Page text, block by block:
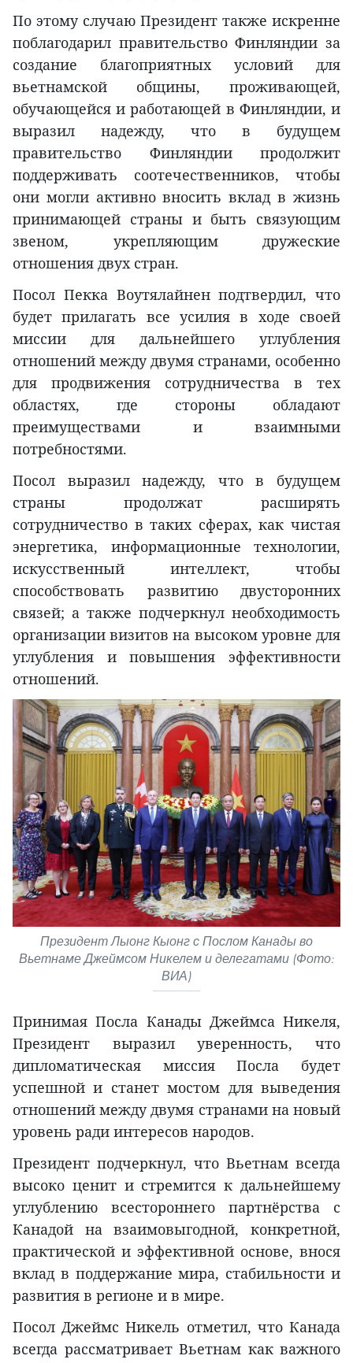
По этому случаю Президент также искренне
поблагодарил правительство Финляндии за
создание благоприятных условий для
вьетнамской общины, проживающей,
обучающейся и работающей в Финляндии, и
выразил надежду, что в будущем
правительство Финляндии продолжит
поддерживать соотечественников, чтобы
они могли активно вносить вклад в жизнь
принимающей страны и быть связующим
звеном, укрепляющим дружеские
отношения двух стран.
Посол Пекка Воутялайнен подтвердил, что
будет прилагать все усилия в ходе своей
миссии для дальнейшего углубления
отношений между двумя странами, особенно
для продвижения сотрудничества в тех
областях, где стороны обладают
преимуществами и взаимными
потребностями.
Посол выразил надежду, что в будущем
страны продолжат расширять
сотрудничество в таких сферах, как чистая
энергетика, информационные технологии,
искусственный интеллект, чтобы
способствовать развитию двусторонних
связей; а также подчеркнул необходимость
организации визитов на высоком уровне для
углубления и повышения эффективности
отношений.
Президент Лыонг Кыонг с Послом Канады во
Вьетнаме Джеймсом Никелем и делегатами (Фото:
ВИА)
Принимая Посла Канады Джеймса Никеля,
Президент выразил уверенность, что
дипломатическая миссия Посла будет
успешной и станет мостом для выведения
отношений между двумя странами на новый
уровень ради интересов народов.
Президент подчеркнул, что Вьетнам всегда
высоко ценит и стремится к дальнейшему
углублению всестороннего партнёрства с
Канадой на взаимовыгодной, конкретной,
практической и эффективной основе, внося
вклад в поддержание мира, стабильности и
развития в регионе и в мире.
Посол Джеймс Никель отметил, что Канада
всегда рассматривает Вьетнам как важного